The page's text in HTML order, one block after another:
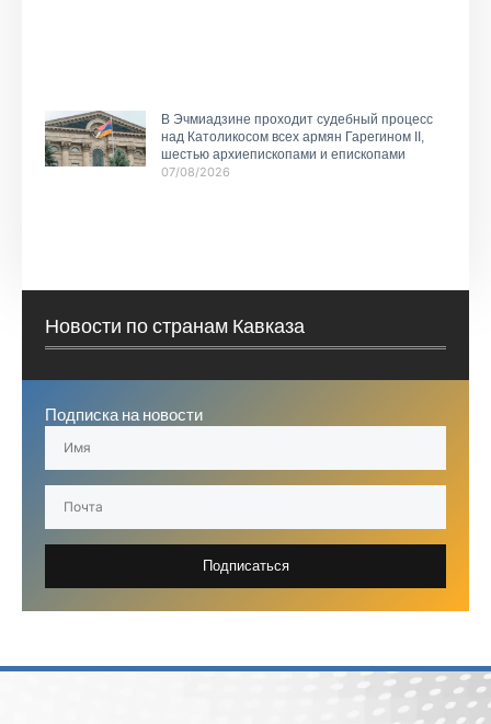
В Эчмиадзине проходит судебный процесс
над Католикосом всех армян Гарегином II,
шестью архиепископами и епископами
07/08/2026
Новости по странам Кавказа
Подписка на новости
Подписаться